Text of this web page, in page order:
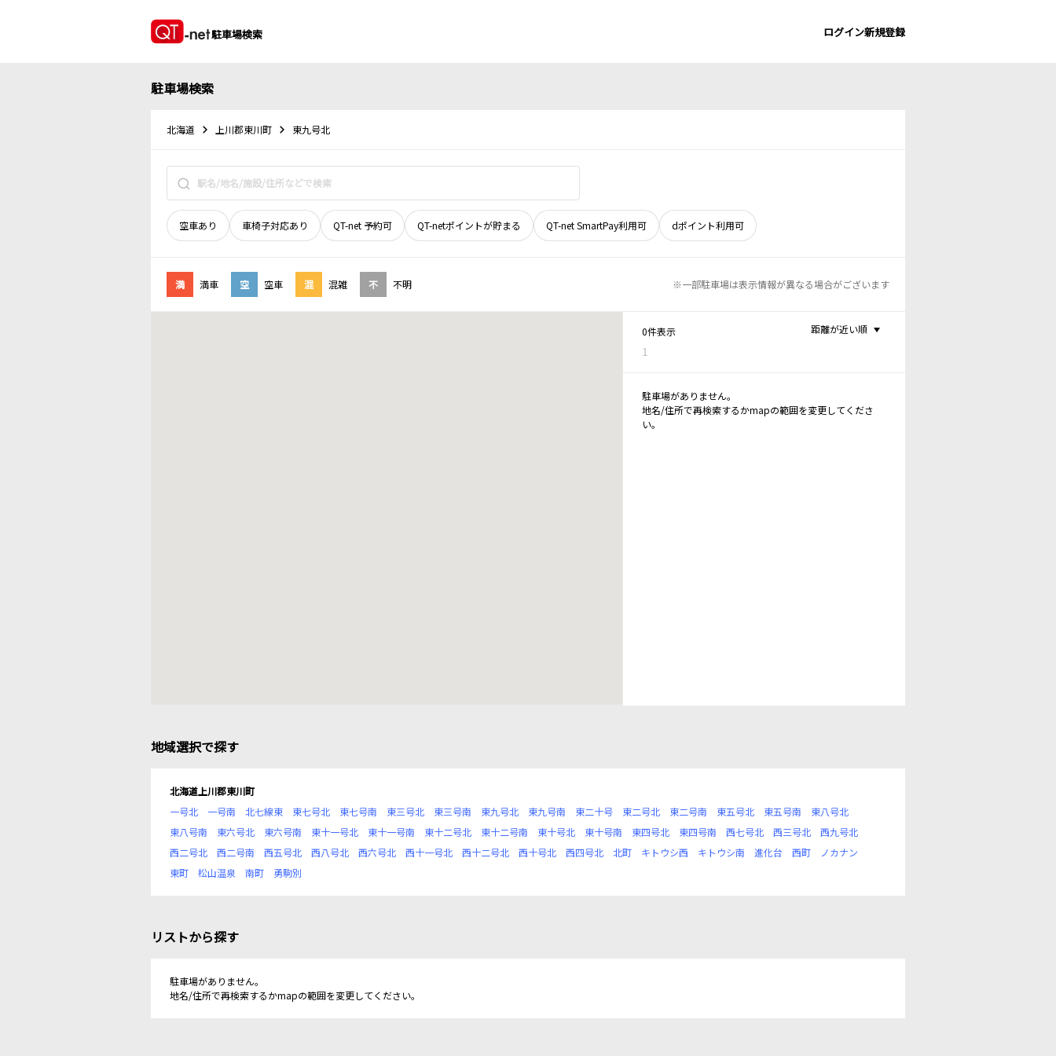
駐車場検索 ログイン新規登録
駐車場検索
北海道 上川郡東川町 東九号北
空車あり 車椅子対応あり QT-net 予約可 QT-netポイントが貯まる QT-net SmartPay利用可 dポイント利用可
満 満車 空 空車 混 混雑 不 不明 ※一部駐車場は表示情報が異なる場合がございます
0件表示
1
距離が近い順
駐車場がありません。
地名/住所で再検索するかmapの範囲を変更してくださ
い。
地域選択で探す
北海道上川郡東川町
一号北
一号南 北七線東 東七号北 東七号南 東三号北 東三号南 東九号北 東九号南 東二十号 東二号北 東二号南 東五号北 東五号南
東八号北
東八号南
東六号北 東六号南 東十一号北 東十一号南 東十二号北 東十二号南 東十号北 東十号南 東四号北 東四号南 西七号北 西三号北
西九号北
西二号北
西二号南 西五号北 西八号北 西六号北 西十一号北 西十二号北 西十号北 西四号北 北町 キトウシ西 キトウシ南 進化台 西町
ノカナン
東町
松山温泉 南町 勇駒別
リストから探す
駐車場がありません。
地名/住所で再検索するかmapの範囲を変更してください。